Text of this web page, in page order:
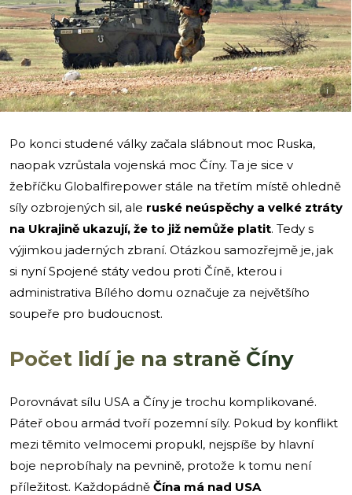
i
Po konci studené války začala slábnout moc Ruska,
naopak vzrůstala vojenská moc Číny. Ta je sice v
žebříčku Globalfirepower stále na třetím místě ohledně
síly ozbrojených sil, ale ruské neúspěchy a velké ztráty
na Ukrajině ukazují, že to již nemůže platit. Tedy s
výjimkou jaderných zbraní. Otázkou samozřejmě je, jak
si nyní Spojené státy vedou proti Číně, kterou i
administrativa Bílého domu označuje za největšího
soupeře pro budoucnost.
Počet lidí je na straně Číny
Porovnávat sílu USA a Číny je trochu komplikované.
Páteř obou armád tvoří pozemní síly. Pokud by konflikt
mezi těmito velmocemi propukl, nejspíše by hlavní
boje neprobíhaly na pevnině, protože k tomu není
příležitost. Každopádně Čína má nad USA